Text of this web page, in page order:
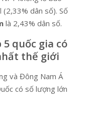
(2,33% dân số). Số
là 2,43% dân số.
quốc gia có
thế giới
và Đông Nam Á
có số lượng lớn